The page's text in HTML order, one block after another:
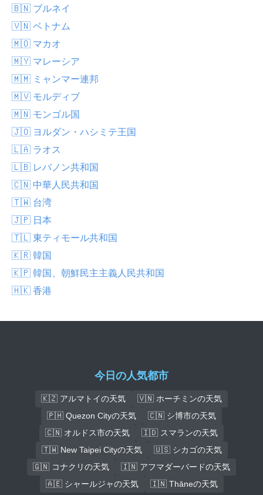
🇧🇳 ブルネイ
🇻🇳 ベトナム
🇲🇴 マカオ
🇲🇾 マレーシア
🇲🇲 ミャンマー連邦
🇲🇻 モルディブ
🇲🇳 モンゴル国
🇯🇴 ヨルダン・ハシミテ王国
🇱🇦 ラオス
🇱🇧 レバノン共和国
🇨🇳 中華人民共和国
🇹🇼 台湾
🇯🇵 日本
🇹🇱 東ティモール共和国
🇰🇷 韓国
🇰🇵 韓国、朝鮮民主主義人民共和国
🇭🇰 香港
今日の人気都市
🇰🇿 アルマトイの天気
🇻🇳 ホーチミンの天気
🇵🇭 Quezon Cityの天気
🇨🇳 シ博市の天気
🇨🇳 オルドス市の天気
🇮🇩 スマランの天気
🇹🇼 New Taipei Cityの天気
🇺🇸 シカゴの天気
🇬🇳 コナクリの天気
🇮🇳 アフマダーバードの天気
🇦🇪 シャールジャの天気
🇮🇳 Thāneの天気